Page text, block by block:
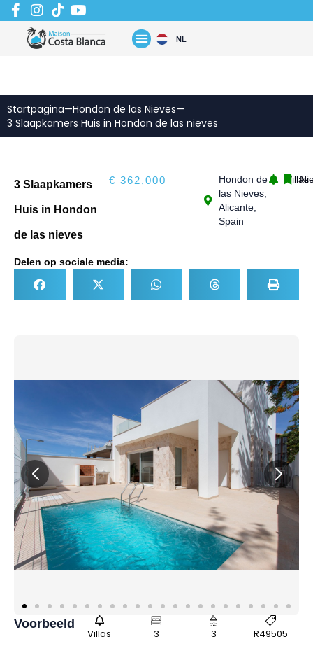
Zum
Inhalt
springen
NL
Startpagina—Hondon de las Nieves—
3 Slaapkamers Huis in Hondon de las nieves
3 Slaapkamers
Huis in Hondon
de las nieves
€ 362,000
Hondon de
las Nieves,
Alicante,
Spain
Villas
Delen op sociale media:
Voorbeeld
Villas 3 3 R49505